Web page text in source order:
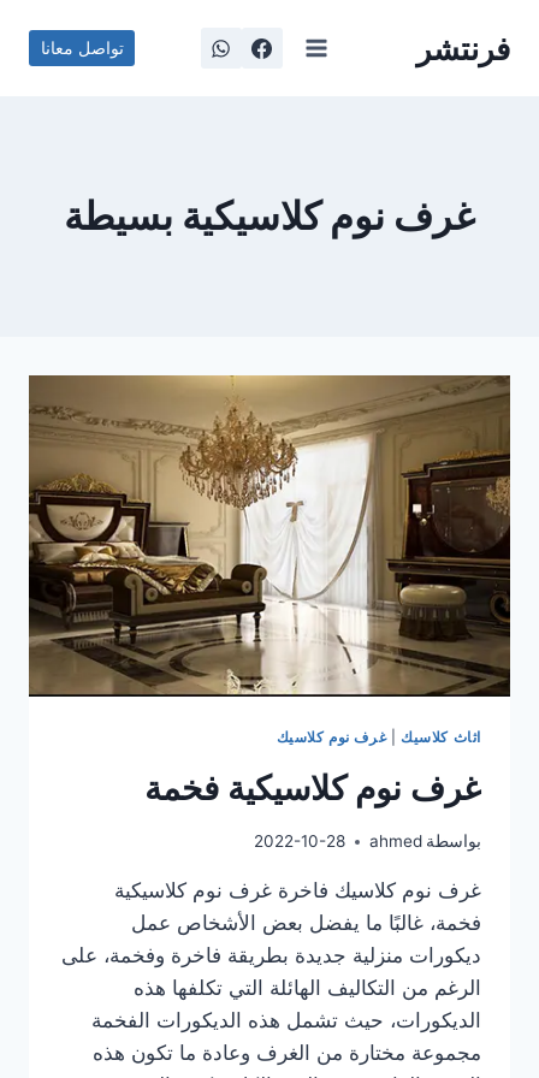
فرنتشر تواصل معانا
غرف نوم كلاسيكية بسيطة
اثاث كلاسيك |غرف نوم كلاسيك
غرف نوم كلاسيكية فخمة
بواسطة ahmed
2022-10-28
غرف نوم كلاسيك فاخرة غرف نوم كلاسيكية
فخمة، غالبًا ما يفضل بعض الأشخاص عمل
ديكورات منزلية جديدة بطريقة فاخرة وفخمة، على
الرغم من التكاليف الهائلة التي تكلفها هذه
الديكورات، حيث تشمل هذه الديكورات الفخمة
مجموعة مختارة من الغرف وعادة ما تكون هذه